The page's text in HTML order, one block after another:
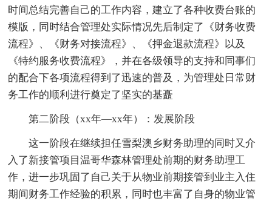
时间总结完善自己的工作内容，建立了各种收费台账的
模版，同时结合管理处实际情况先后制定了《财务收费
流程》、《财务对接流程》、《押金退款流程》以及
《特约服务收费流程》，并在各级领导的支持和同事们
的配合下各项流程得到了迅速的普及，为管理处日常财
务工作的顺利进行奠定了坚实的基矗
第二阶段（xx年—xx年）：发展阶段
这一阶段在继续担任雪梨澳乡财务助理的同时又介
入了新接管项目温哥华森林管理处前期的财务助理工
作，进一步巩固了自己关于从物业前期接管到业主入住
期间财务工作经验的积累，同时也丰富了自身的物业管